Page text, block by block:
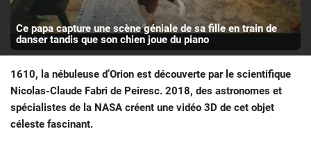
Ce papa capture une scène géniale de sa fille en train de
danser tandis que son chien joue du piano
1610, la nébuleuse d’Orion est découverte par le scientifique
Nicolas-Claude Fabri de Peiresc. 2018, des astronomes et
spécialistes de la NASA créent une vidéo 3D de cet objet
céleste fascinant.